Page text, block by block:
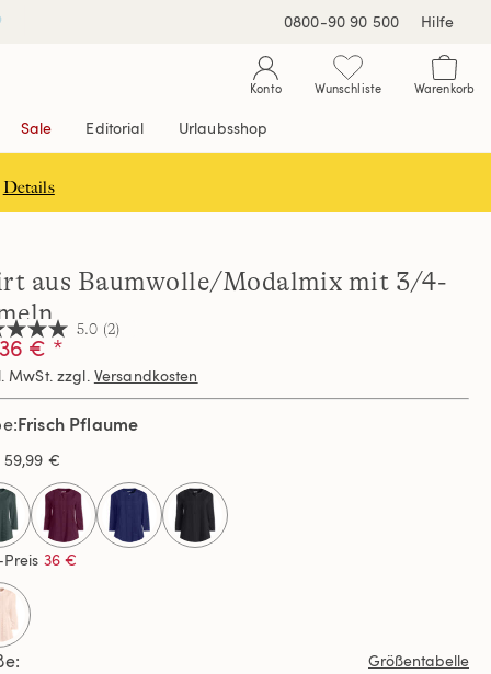
0800-90 90 500 Hilfe
Konto Wunschliste Warenkorb
Sale Editorial Urlaubsshop
Details
aus Baumwolle/Modalmix mit 3/4-
5.0 (2)
€ *
MwSt. zzgl. Versandkosten
Frisch Pflaume
59,99 €
selected
36 €
Größentabelle